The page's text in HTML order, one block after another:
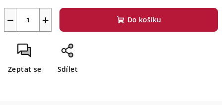
+
− Do košíku
Zeptat se Sdílet